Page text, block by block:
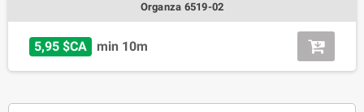
Organza 6519-02
5,95 $CA min 10m